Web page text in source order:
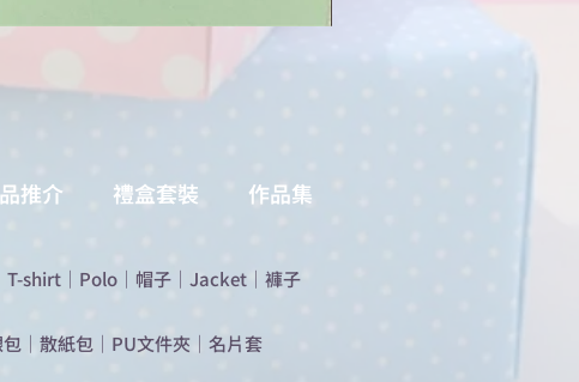
推介 禮盒套裝 作品集
T-shirt ｜ Polo ｜ 帽子 ｜ Jacket ｜ 褲子
｜ 散紙包 ｜ PU文件夾 ｜ 名片套